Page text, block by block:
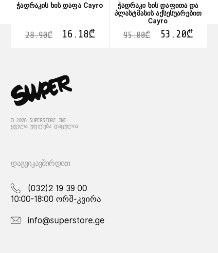
ჭადრაკის ხის დაფა Cayro
28.90₾ 16.18₾
ჭადრაკი ხის დაფითა და
პლასტმასის აქსესუარებით
Cayro
95.00₾ 53.20₾
© 2026 SUPERSTORE INC.
ᲧᲕᲔᲚᲐ ᲣᲤᲚᲔᲑᲐ ᲓᲐᲪᲣᲚᲘᲐ
ᲓᲐᲒᲕᲘᲙᲐᲕᲨᲘᲠᲓᲘᲗ
(032)2 19 39 00
10:00-18:00 ორშ-კვირა
info@superstore.ge